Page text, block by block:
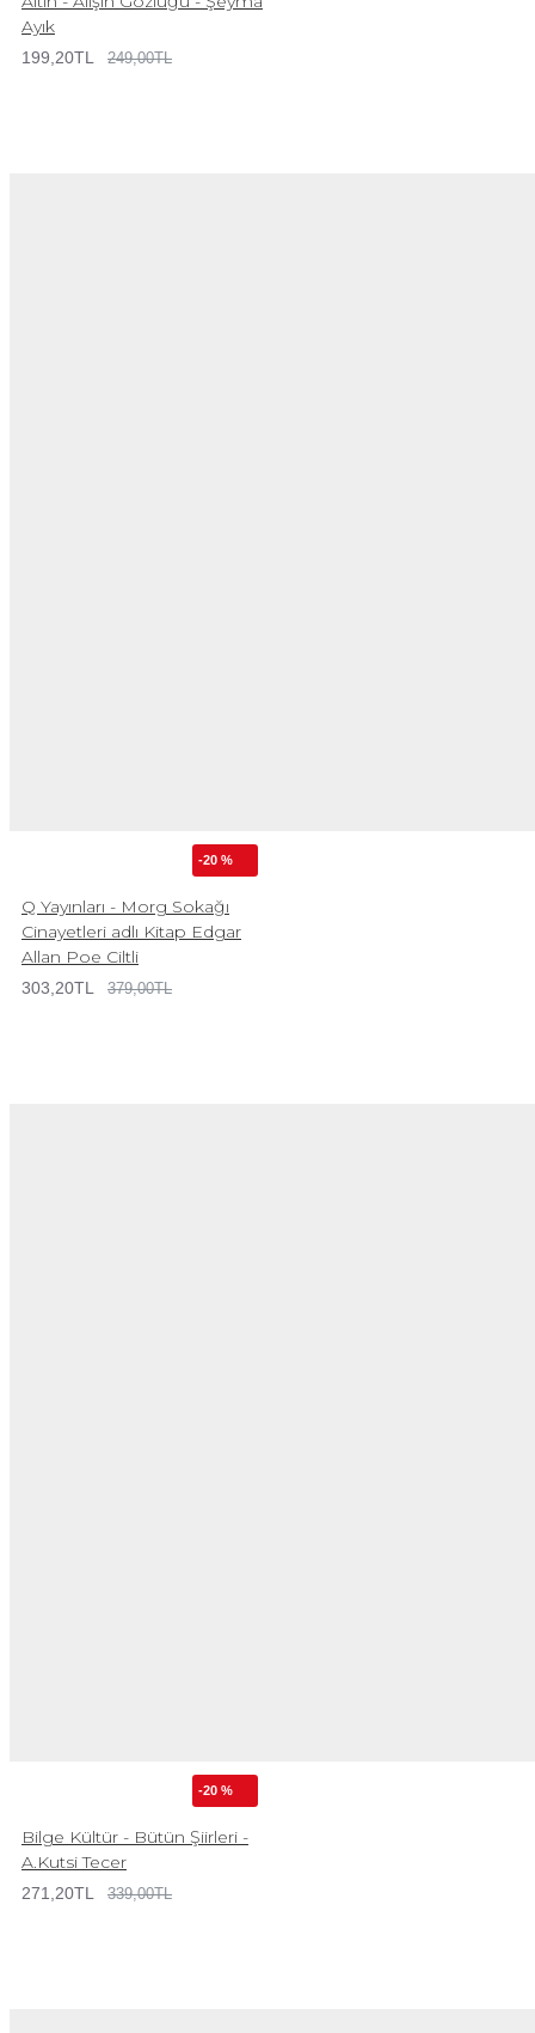
Ayık
199,20TL 249,00TL
-20 %
Q Yayınları - Morg Sokağı
Cinayetleri adlı Kitap Edgar
Allan Poe Ciltli
303,20TL 379,00TL
-20 %
Bilge Kültür - Bütün Şiirleri -
A.Kutsi Tecer
271,20TL 339,00TL